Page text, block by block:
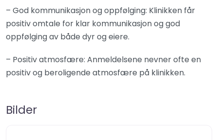
– God kommunikasjon og oppfølging: Klinikken får
positiv omtale for klar kommunikasjon og god
oppfølging av både dyr og eiere.
– Positiv atmosfære: Anmeldelsene nevner ofte en
positiv og beroligende atmosfære på klinikken.
Bilder